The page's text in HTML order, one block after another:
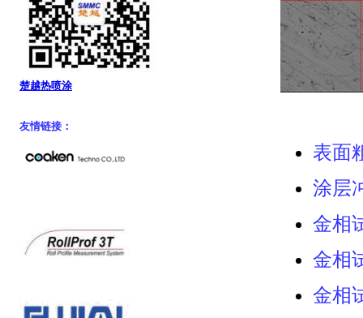
楚越热喷涂
友情链接：
表面
涂层
金相
金相
金相